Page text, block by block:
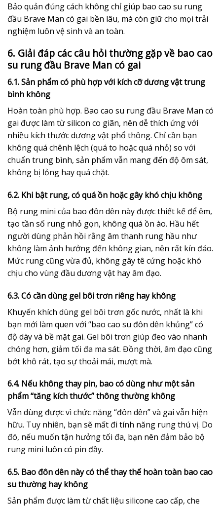
Bảo quản đúng cách không chỉ giúp bao cao su rung
đầu Brave Man có gai bền lâu, mà còn giữ cho mọi trải
nghiệm luôn vệ sinh và an toàn.
6. Giải đáp các câu hỏi thường gặp về bao cao
su rung đầu Brave Man có gai
6.1. Sản phẩm có phù hợp với kích cỡ dương vật trung
bình không
Hoàn toàn phù hợp. Bao cao su rung đầu Brave Man có
gai được làm từ silicon co giãn, nên dễ thích ứng với
nhiều kích thước dương vật phổ thông. Chỉ cần bạn
không quá chênh lệch (quá to hoặc quá nhỏ) so với
chuẩn trung bình, sản phẩm vẫn mang đến độ ôm sát,
không bị lỏng hay quá chặt.
6.2. Khi bật rung, có quá ồn hoặc gây khó chịu không
Bộ rung mini của bao đôn dên này được thiết kế để êm,
tạo tần số rung nhỏ gọn, không quá ồn ào. Hầu hết
người dùng phản hồi rằng âm thanh rung hầu như
không làm ảnh hưởng đến không gian, nên rất kín đáo.
Mức rung cũng vừa đủ, không gây tê cứng hoặc khó
chịu cho vùng đầu dương vật hay âm đạo.
6.3. Có cần dùng gel bôi trơn riêng hay không
Khuyến khích dùng gel bôi trơn gốc nước, nhất là khi
bạn mới làm quen với “bao cao su đôn dên khủng” có
độ dày và bề mặt gai. Gel bôi trơn giúp đeo vào nhanh
chóng hơn, giảm tối đa ma sát. Đồng thời, âm đạo cũng
bớt khô rát, tạo sự thoải mái, mượt mà.
6.4. Nếu không thay pin, bao có dùng như một sản
phẩm “tăng kích thước” thông thường không
Vẫn dùng được vì chức năng “đôn dên” và gai vẫn hiện
hữu. Tuy nhiên, bạn sẽ mất đi tính năng rung thú vị. Do
đó, nếu muốn tận hưởng tối đa, bạn nên đảm bảo bộ
rung mini luôn có pin đầy.
6.5. Bao đôn dên này có thể thay thế hoàn toàn bao cao
su thường hay không
Sản phẩm được làm từ chất liệu silicone cao cấp, che